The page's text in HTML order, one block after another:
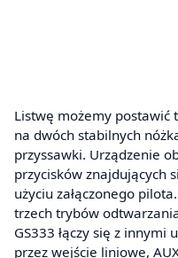
Listwę możemy postawić
na dwóch stabilnych
przyssawki. Urządzenie
przycisków znajdujących
użyciu załączonego
trzech trybów
GS333 łączy się z
przez wejście liniowe,